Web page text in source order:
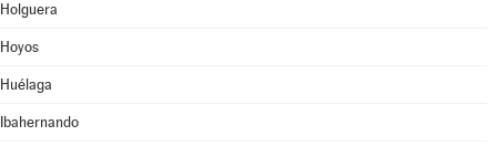
Holguera
Hoyos
Huélaga
Ibahernando